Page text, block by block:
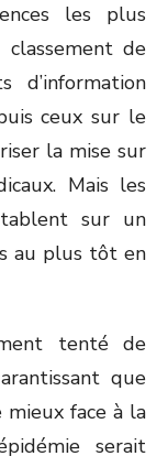
les plus
de
d’information
ceux sur le
la mise sur
Mais les
sur un
au plus tôt en
tenté de
que
face à la
serait